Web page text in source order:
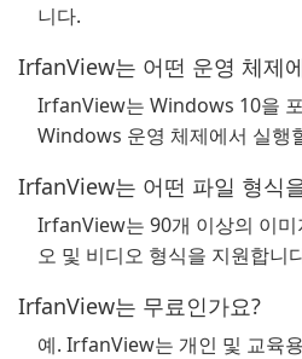
니다.
IrfanView는 어떤 운영 체제
IrfanView는 Windows 10을
Windows 운영 체제에서 실행
IrfanView는 어떤 파일 형식
IrfanView는 90개 이상의 이미
오 및 비디오 형식을 지원합니
IrfanView는 무료인가요?
예. IrfanView는 개인 및 교육